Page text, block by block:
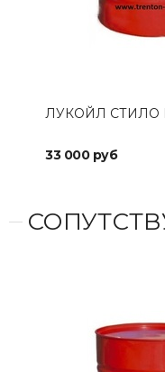
ЛУКОЙЛ СТИЛО
33 000 руб